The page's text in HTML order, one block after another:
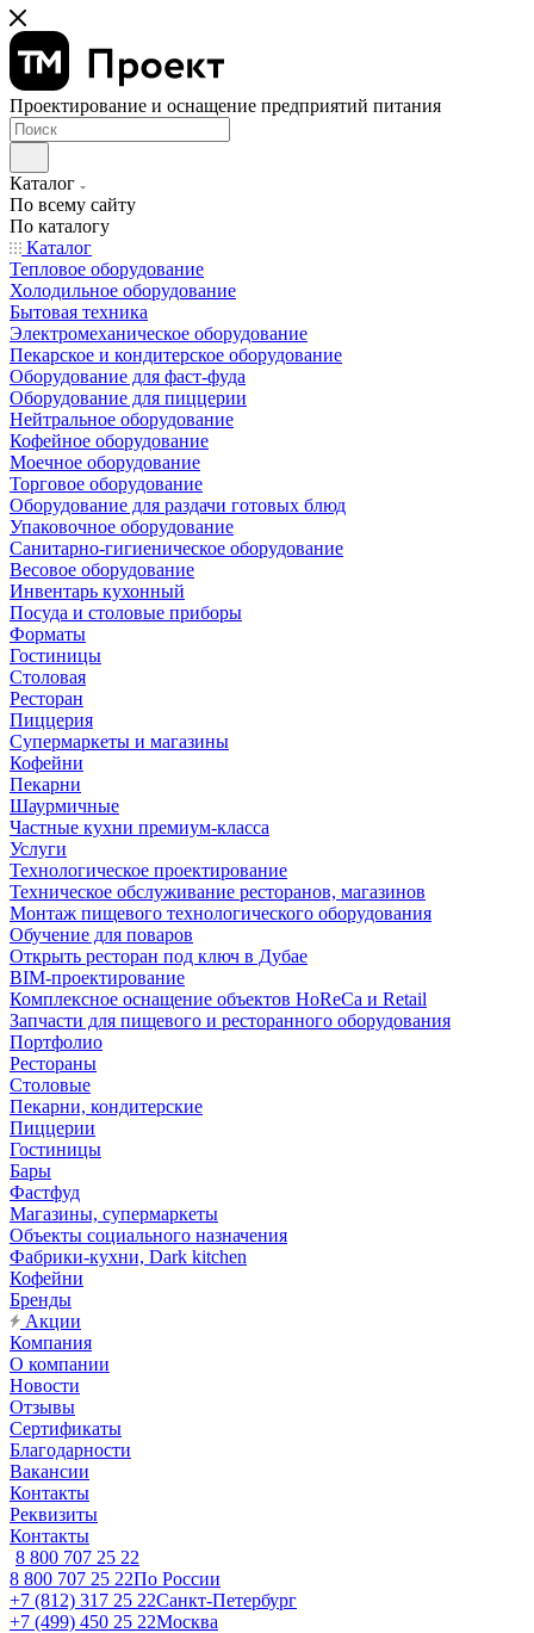
Проектирование и оснащение предприятий питания
Каталог
По всему сайту
По каталогу
Каталог
Тепловое оборудование
Холодильное оборудование
Бытовая техника
Электромеханическое оборудование
Пекарское и кондитерское оборудование
Оборудование для фаст-фуда
Оборудование для пиццерии
Нейтральное оборудование
Кофейное оборудование
Моечное оборудование
Торговое оборудование
Оборудование для раздачи готовых блюд
Упаковочное оборудование
Санитарно-гигиеническое оборудование
Весовое оборудование
Инвентарь кухонный
Посуда и столовые приборы
Форматы
Гостиницы
Столовая
Ресторан
Пиццерия
Супермаркеты и магазины
Кофейни
Пекарни
Шаурмичные
Частные кухни премиум-класса
Услуги
Технологическое проектирование
Техническое обслуживание ресторанов, магазинов
Монтаж пищевого технологического оборудования
Обучение для поваров
Открыть ресторан под ключ в Дубае
BIM-проектирование
Комплексное оснащение объектов HoReCa и Retail
Запчасти для пищевого и ресторанного оборудования
Портфолио
Рестораны
Столовые
Пекарни, кондитерские
Пиццерии
Гостиницы
Бары
Фастфуд
Магазины, супермаркеты
Объекты социального назначения
Фабрики-кухни, Dark kitchen
Кофейни
Бренды
Акции
Компания
О компании
Новости
Отзывы
Сертификаты
Благодарности
Вакансии
Контакты
Реквизиты
Контакты
8 800 707 25 22
8 800 707 25 22По России
+7 (812) 317 25 22Санкт-Петербург
+7 (499) 450 25 22Москва